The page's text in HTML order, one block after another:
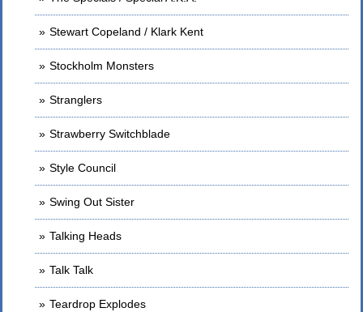
Stewart Copeland / Klark Kent
Stockholm Monsters
Stranglers
Strawberry Switchblade
Style Council
Swing Out Sister
Talking Heads
Talk Talk
Teardrop Explodes